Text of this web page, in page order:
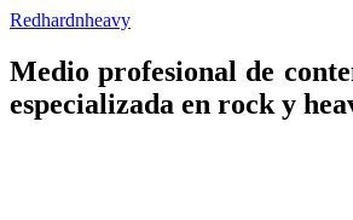
Redhardnheavy
Medio profesional de
especializada en rock y